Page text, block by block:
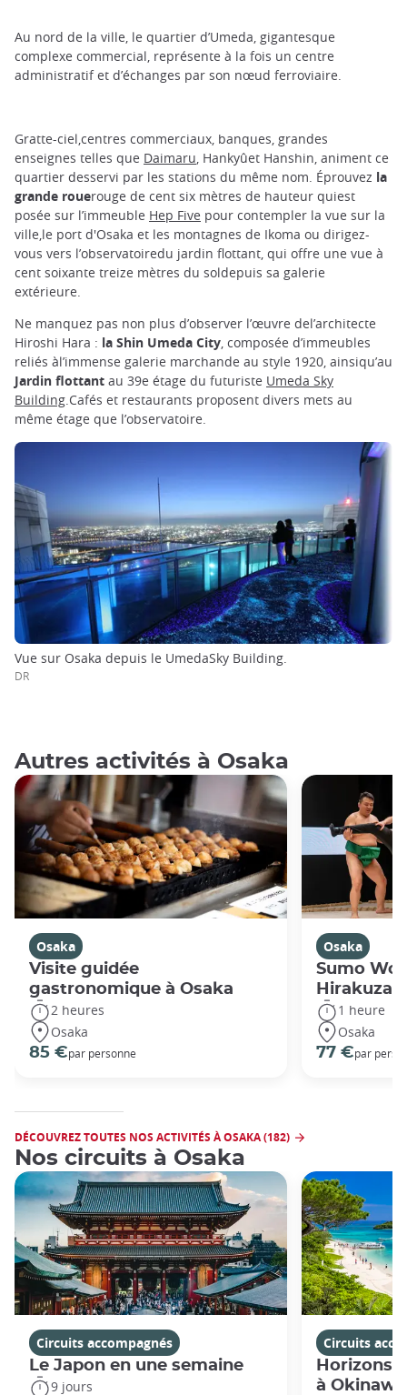
Au nord de la ville, le quartier d’Umeda, gigantesque
complexe commercial, représente à la fois un centre
administratif et d’échanges par son nœud ferroviaire.
Gratte-ciel,centres commerciaux, banques, grandes
enseignes telles que Daimaru, Hankyûet Hanshin, animent ce
quartier desservi par les stations du même nom. Éprouvez la
grande rouerouge de cent six mètres de hauteur quiest
posée sur l’immeuble Hep Five pour contempler la vue sur la
ville,le port d'Osaka et les montagnes de Ikoma ou dirigez-
vous vers l’observatoiredu jardin flottant, qui offre une vue à
cent soixante treize mètres du soldepuis sa galerie
extérieure.
Ne manquez pas non plus d’observer l’œuvre del’architecte
Hiroshi Hara : la Shin Umeda City, composée d’immeubles
reliés àl’immense galerie marchande au style 1920, ainsiqu’au
Jardin flottant au 39e étage du futuriste Umeda Sky
Building.Cafés et restaurants proposent divers mets au
même étage que l’observatoire.
Vue sur Osaka depuis le UmedaSky Building.
DR
Autres activités à Osaka
Osaka
Visite guidée
gastronomique à Osaka
2 heures
Osaka
85 €par personne
Osaka
Sumo
Hirakuza
1 heure
Osaka
77 €par
DÉCOUVREZ TOUTES NOS ACTIVITÉS À OSAKA (182)
Nos circuits à Osaka
Circuits accompagnés
Le Japon en une semaine
9 jours
Circuits
Horizons
à Okinawa